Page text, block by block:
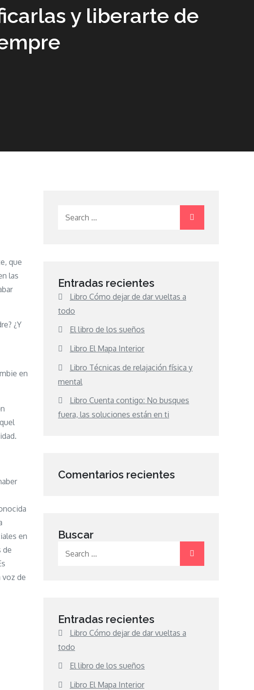
y liberarte de
que
las
¿Y
en
en
de
voz de
Entradas recientes
Libro Cómo dejar de dar vueltas a
todo
El libro de los sueños
Libro El Mapa Interior
Libro Técnicas de relajación física y
mental
Libro Cuenta contigo: No busques
fuera, las soluciones están en ti
Comentarios recientes
Buscar
Entradas recientes
Libro Cómo dejar de dar vueltas a
todo
El libro de los sueños
Libro El Mapa Interior